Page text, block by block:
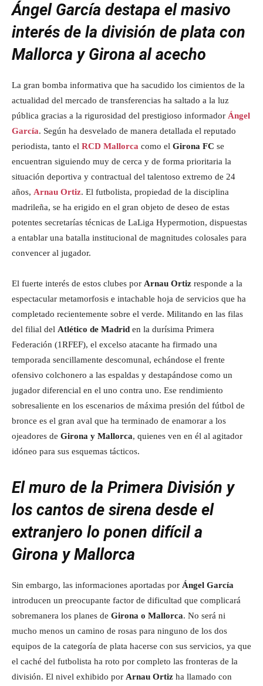
Ángel García destapa el masivo
interés de la división de plata con
Mallorca y Girona al acecho
La gran bomba informativa que ha sacudido los cimientos de la
actualidad del mercado de transferencias ha saltado a la luz
pública gracias a la rigurosidad del prestigioso informador Ángel
García. Según ha desvelado de manera detallada el reputado
periodista, tanto el RCD Mallorca como el Girona FC se
encuentran siguiendo muy de cerca y de forma prioritaria la
situación deportiva y contractual del talentoso extremo de 24
años, Arnau Ortiz. El futbolista, propiedad de la disciplina
madrileña, se ha erigido en el gran objeto de deseo de estas
potentes secretarías técnicas de LaLiga Hypermotion, dispuestas
a entablar una batalla institucional de magnitudes colosales para
convencer al jugador.
El fuerte interés de estos clubes por Arnau Ortiz responde a la
espectacular metamorfosis e intachable hoja de servicios que ha
completado recientemente sobre el verde. Militando en las filas
del filial del Atlético de Madrid en la durísima Primera
Federación (1RFEF), el excelso atacante ha firmado una
temporada sencillamente descomunal, echándose el frente
ofensivo colchonero a las espaldas y destapándose como un
jugador diferencial en el uno contra uno. Ese rendimiento
sobresaliente en los escenarios de máxima presión del fútbol de
bronce es el gran aval que ha terminado de enamorar a los
ojeadores de Girona y Mallorca, quienes ven en él al agitador
idóneo para sus esquemas tácticos.
El muro de la Primera División y
los cantos de sirena desde el
extranjero lo ponen difícil a
Girona y Mallorca
Sin embargo, las informaciones aportadas por Ángel García
introducen un preocupante factor de dificultad que complicará
sobremanera los planes de Girona o Mallorca. No será ni
mucho menos un camino de rosas para ninguno de los dos
equipos de la categoría de plata hacerse con sus servicios, ya que
el caché del futbolista ha roto por completo las fronteras de la
división. El nivel exhibido por Arnau Ortiz ha llamado con